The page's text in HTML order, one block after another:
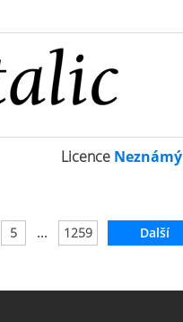
Licence Neznámý
5 ... 1259 Další